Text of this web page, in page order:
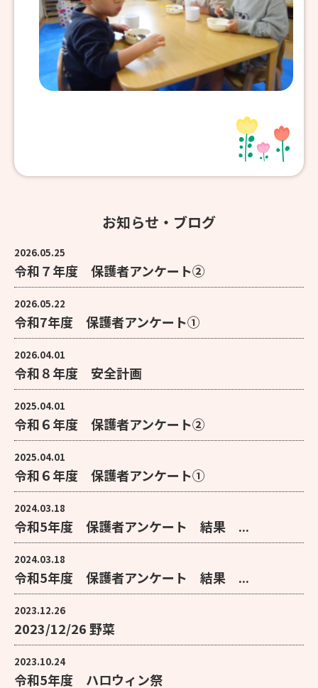
お知らせ・ブログ
2026.05.25
令和７年度 保護者アンケート②
2026.05.22
令和7年度 保護者アンケート①
2026.04.01
令和８年度 安全計画
2025.04.01
令和６年度 保護者アンケート②
2025.04.01
令和６年度 保護者アンケート①
2024.03.18
令和5年度 保護者アンケート 結果 ...
2024.03.18
令和5年度 保護者アンケート 結果 ...
2023.12.26
2023/12/26 野菜
2023.10.24
令和5年度 ハロウィン祭